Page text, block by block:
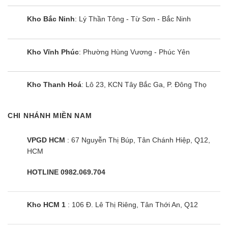
Thời gian bảo hành từ 24~30 tháng.
2.2. Tủ kem mini là gì?
là một loạitủ đôngchuyên dùng để trưng bày hàng hóa tại tạp
hóa, quán ăn nhỏ. Nó có thiết kế gần giống những chiếc tủ
làm bằng kính trong suốt.
Kho Bắc Ninh: Lý Thần Tông - Từ Sơn - Bắc Ninh
Kho Vĩnh Phúc: Phường Hùng Vương - Phúc Yên
Kho Thanh Hoá: Lô 23, KCN Tây Bắc Ga, P. Đông Thọ
CHI NHÁNH MIỀN NAM
VPGD HCM : 67 Nguyễn Thị Búp, Tân Chánh Hiệp, Q12,
HCM
HOTLINE 0982.069.704
Kho HCM 1 : 106 Đ. Lê Thị Riêng, Tân Thới An, Q12